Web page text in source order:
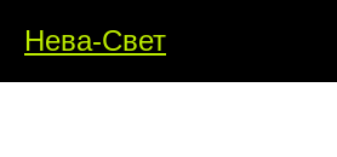
Нева-Свет